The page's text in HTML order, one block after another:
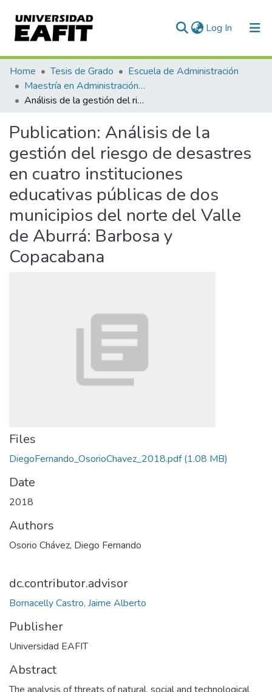
Log In (current)
Communities & Collections
All of DSpace
Home Tesis de Grado
Escuela de Administración
Maestría en Administración de Riesgos (tesis)
Análisis de la gestión del riesgo de desastres en cuatro instituciones educativas públicas de dos municipios del norte del Valle de Aburrá: Barbosa y Copacabana
Publication: Análisis de la
gestión del riesgo de desastres
en cuatro instituciones
educativas públicas de dos
municipios del norte del Valle
de Aburrá: Barbosa y
Copacabana
Files
DiegoFernando_OsorioChavez_2018.pdf(1.08 MB)
Date
2018
Authors
Osorio Chávez, Diego Fernando
dc.contributor.advisor
Bornacelly Castro, Jaime Alberto
Publisher
Universidad EAFIT
Abstract